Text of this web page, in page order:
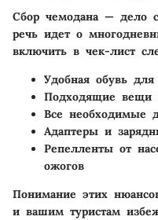
Сбор чемодана — дело
речь идет о
включить в чек-лист
Удобная обувь для
Подходящие вещи
Все необходимые
Адаптеры и
Репелленты от
ожогов
Понимание этих
и вашим туристам